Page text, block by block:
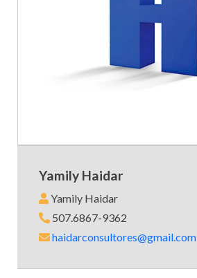
Yamily Haidar
Yamily Haidar
507.6867-9362
haidarconsultores@gmail.com